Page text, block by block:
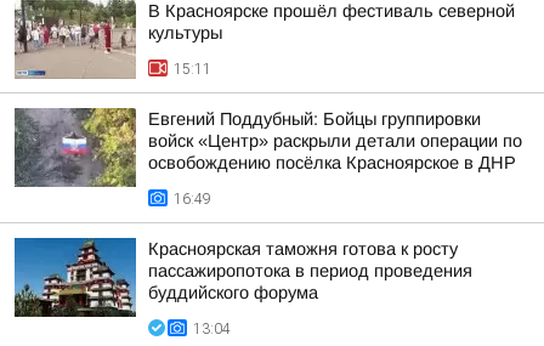
В Красноярске прошёл фестиваль северной
культуры
15:11
Евгений Поддубный: Бойцы группировки
войск «Центр» раскрыли детали операции по
освобождению посёлка Красноярское в ДНР
16:49
Красноярская таможня готова к росту
пассажиропотока в период проведения
буддийского форума
13:04